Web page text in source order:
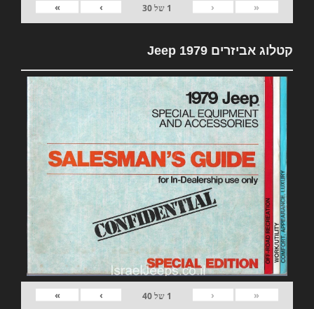
«
‹
1 של30
›
»
קטלוג אביזרים 1979 Jeep
«
‹
1 של40
›
»